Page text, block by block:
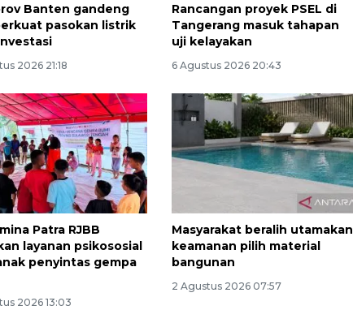
Banten gandeng
pasokan listrik
2026 21:18
Rancangan proyek PSEL di
Tangerang masuk tahapan
uji kelayakan
6 Agustus 2026 20:43
Patra RJBB
layanan psikososial
penyintas gempa
2026 13:03
Masyarakat beralih utamakan
keamanan pilih material
bangunan
2 Agustus 2026 07:57